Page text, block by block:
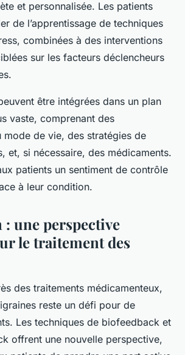
et personnalisée. Les patients
de l’apprentissage de techniques
combinées à des interventions
sur les facteurs déclencheurs
être intégrées dans un plan
vaste, comprenant des
de vie, des stratégies de
et, si nécessaire, des médicaments.
patients un sentiment de contrôle
à leur condition.
une perspective
le traitement des
des traitements médicamenteux,
reste un défi pour de
Les techniques de biofeedback et
offrent une nouvelle perspective,